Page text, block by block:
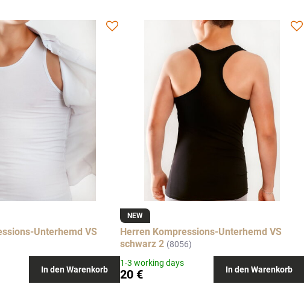
Unterhemd VS
In den Warenkorb
NEW
Herren Kompressions-Unterhemd VS
schwarz 2 (8056)
1-3 working days
20 € In den Warenkorb